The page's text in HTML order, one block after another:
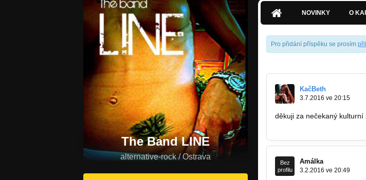
The Band LINE
alternative-rock / Ostrava
NOVINKY O
Pro přidání příspěku se prosím
KačBeth
3.7.2016 ve 20:15
děkuji za nečekaný kulturní
Bez
profilu
Amálka
3.2.2016 ve 20:49